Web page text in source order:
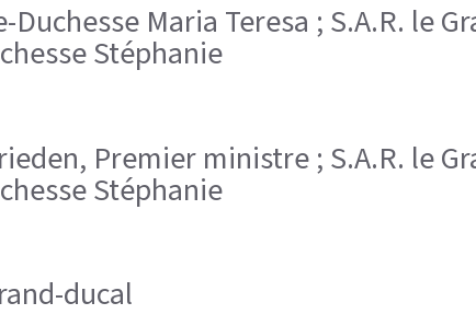
Maria Teresa ; S.A.R. le
Stéphanie
Premier ministre ; S.A.R. le
Stéphanie
ducal